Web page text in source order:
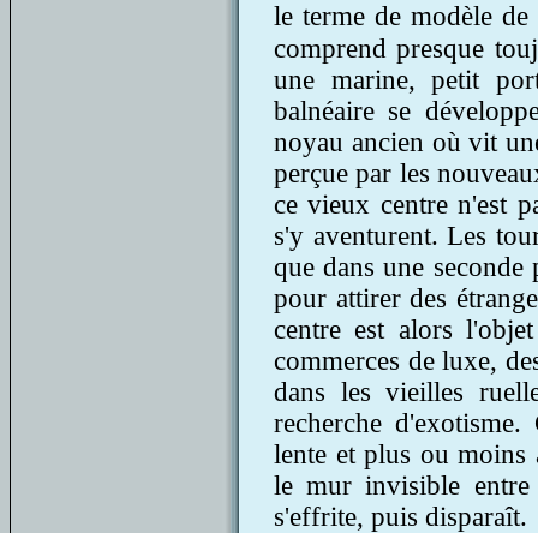
le terme de modèle
comprend presque
une marine, petit
balnéaire se
noyau ancien où vit
perçue par les
ce vieux centre n'est
s'y aventurent. Les
que dans une
pour attirer des
centre est alors
commerces de luxe,
dans les vieilles
recherche
lente et plus ou moins
le mur invisible
s'effrite, puis disparaît.